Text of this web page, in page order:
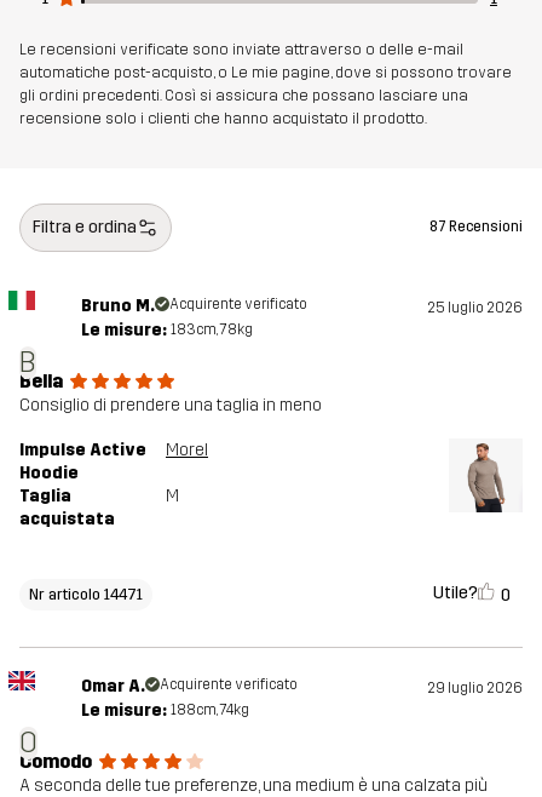
Le recensioni verificate sono inviate attraverso o delle e-mail
automatiche post-acquisto, o Le mie pagine, dove si possono trovare
gli ordini precedenti. Così si assicura che possano lasciare una
recensione solo i clienti che hanno acquistato il prodotto.
Filtra e ordina 87 Recensioni
B
Bruno M. Acquirente verificato 25 luglio 2026
Le misure: 183cm, 78kg
Bella
Consiglio di prendere una taglia in meno
Impulse Active
Hoodie
Morel
Taglia
acquistata
M
Nr articolo 14471 Utile? 0
O
Omar A. Acquirente verificato 29 luglio 2026
Le misure: 188cm, 74kg
Comodo
A seconda delle tue preferenze, una medium è una calzata più